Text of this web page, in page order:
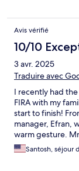
Avis vérifié
10/10
3 avr. 2025
Traduire avec
I recently had
FIRA with my
start to finish!
manager, Efran,
warm gesture.
every detail. The
was
Santosh, séjour